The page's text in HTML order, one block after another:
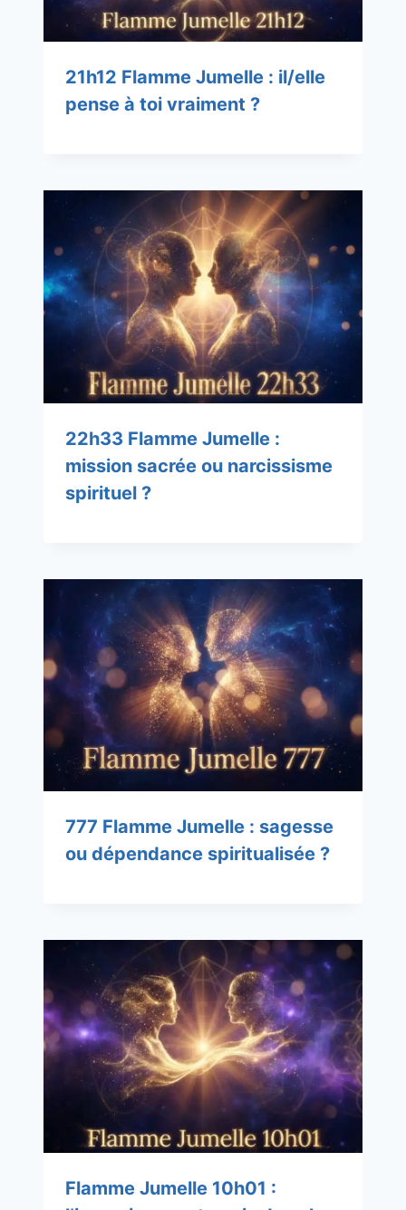
21h12 Flamme Jumelle : il/elle
pense à toi vraiment ?
22h33 Flamme Jumelle :
mission sacrée ou narcissisme
spirituel ?
777 Flamme Jumelle : sagesse
ou dépendance spiritualisée ?
Flamme Jumelle 10h01 :